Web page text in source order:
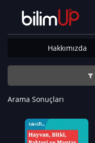
Hakkımızda
Arama Sonuçları